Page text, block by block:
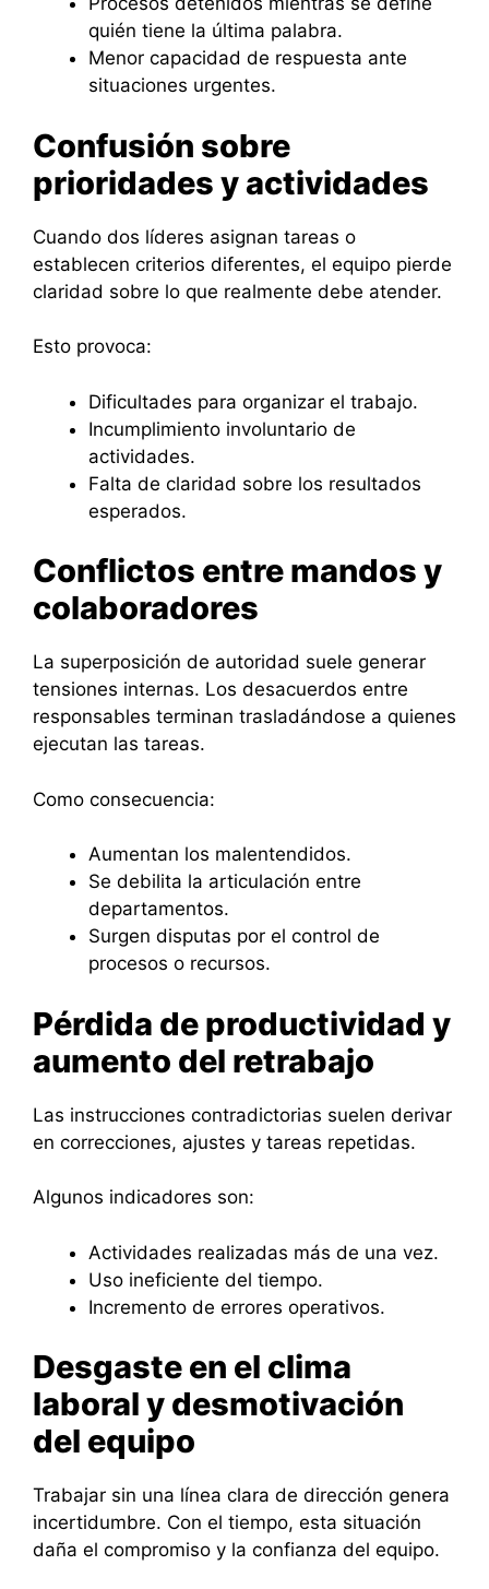
quién tiene la última palabra.
Menor capacidad de respuesta ante
situaciones urgentes.
Confusión sobre
prioridades y actividades
Cuando dos líderes asignan tareas o
establecen criterios diferentes, el equipo pierde
claridad sobre lo que realmente debe atender.
Esto provoca:
Dificultades para organizar el trabajo.
Incumplimiento involuntario de
actividades.
Falta de claridad sobre los resultados
esperados.
Conflictos entre mandos y
colaboradores
La superposición de autoridad suele generar
tensiones internas. Los desacuerdos entre
responsables terminan trasladándose a quienes
ejecutan las tareas.
Como consecuencia:
Aumentan los malentendidos.
Se debilita la articulación entre
departamentos.
Surgen disputas por el control de
procesos o recursos.
Pérdida de productividad y
aumento del retrabajo
Las instrucciones contradictorias suelen derivar
en correcciones, ajustes y tareas repetidas.
Algunos indicadores son:
Actividades realizadas más de una vez.
Uso ineficiente del tiempo.
Incremento de errores operativos.
Desgaste en el clima
laboral y desmotivación
del equipo
Trabajar sin una línea clara de dirección genera
incertidumbre. Con el tiempo, esta situación
daña el compromiso y la confianza del equipo.